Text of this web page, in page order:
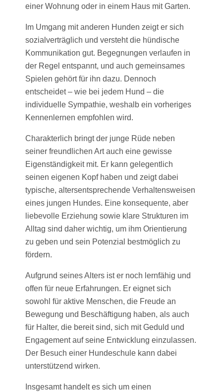
einer Wohnung oder in einem Haus mit Garten.
Im Umgang mit anderen Hunden zeigt er sich
sozialverträglich und versteht die hündische
Kommunikation gut. Begegnungen verlaufen in
der Regel entspannt, und auch gemeinsames
Spielen gehört für ihn dazu. Dennoch
entscheidet – wie bei jedem Hund – die
individuelle Sympathie, weshalb ein vorheriges
Kennenlernen empfohlen wird.
Charakterlich bringt der junge Rüde neben
seiner freundlichen Art auch eine gewisse
Eigenständigkeit mit. Er kann gelegentlich
seinen eigenen Kopf haben und zeigt dabei
typische, altersentsprechende Verhaltensweisen
eines jungen Hundes. Eine konsequente, aber
liebevolle Erziehung sowie klare Strukturen im
Alltag sind daher wichtig, um ihm Orientierung
zu geben und sein Potenzial bestmöglich zu
fördern.
Aufgrund seines Alters ist er noch lernfähig und
offen für neue Erfahrungen. Er eignet sich
sowohl für aktive Menschen, die Freude an
Bewegung und Beschäftigung haben, als auch
für Halter, die bereit sind, sich mit Geduld und
Engagement auf seine Entwicklung einzulassen.
Der Besuch einer Hundeschule kann dabei
unterstützend wirken.
Insgesamt handelt es sich um einen